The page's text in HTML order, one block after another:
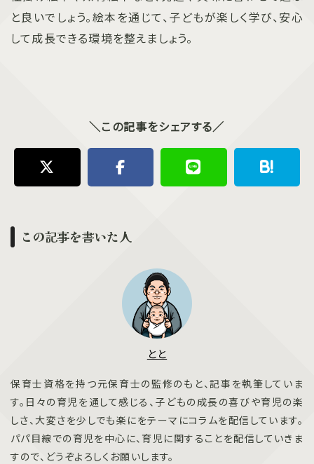
と良いでしょう。絵本を通じて、子どもが楽しく学び、安心
して成長できる環境を整えましょう。
＼この記事をシェアする／
この記事を書いた人
とと
保育士資格を持つ元保育士の監修のもと、記事を執筆していま
す。日々の育児を通して感じる、子どもの成長の喜びや育児の楽
しさ、大変さを少しでも楽にをテーマにコラムを配信しています。
パパ目線での育児を中心に、育児に関することを配信していきま
すので、どうぞよろしくお願いします。